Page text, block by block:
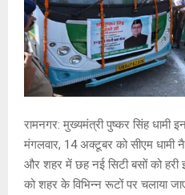
रामनगर: मुख्यमंत्री पुष्कर सिंह धामी
मंगलवार, 14 अक्टूबर को सीएम धामी
और शहर में छह नई सिटी बसों को हरी
को शहर के विभिन्न रूटों पर चलाया